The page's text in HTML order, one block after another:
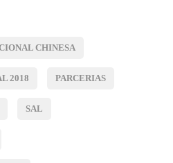
CHINESA
2018 PARCERIAS
SAL